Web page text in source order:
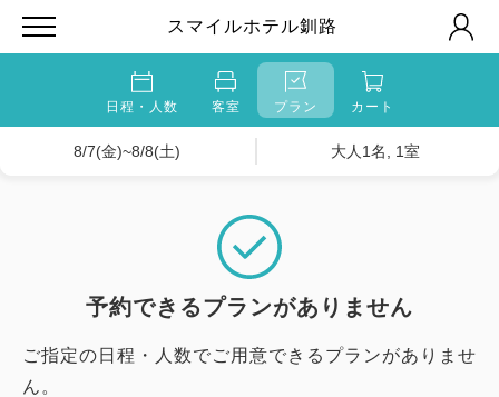
スマイルホテル釧路
日程・人数 客室 プラン カート
8/7(金)~8/8(土) 大人1名, 1室
予約できるプランがありません
ご指定の日程・人数でご用意できるプランがありませ
ん。